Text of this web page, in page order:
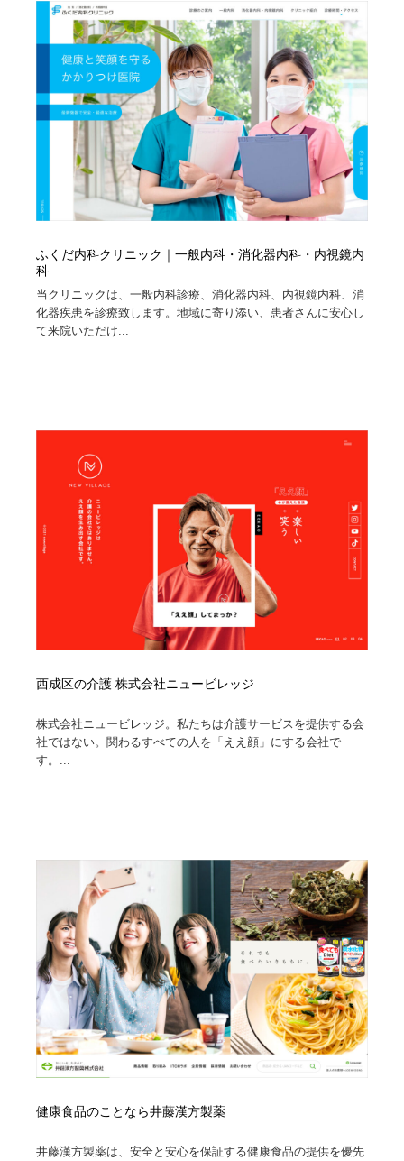
ふくだ内科クリニック｜一般内科・消化器内科・内視鏡内
科
当クリニックは、一般内科診療、消化器内科、内視鏡内科、消
化器疾患を診療致します。地域に寄り添い、患者さんに安心し
て来院いただけ...
西成区の介護 株式会社ニュービレッジ
株式会社ニュービレッジ。私たちは介護サービスを提供する会
社ではない。関わるすべての人を「ええ顔」にする会社で
す。...
健康食品のことなら井藤漢方製薬
井藤漢方製薬は、安全と安心を保証する健康食品の提供を優先